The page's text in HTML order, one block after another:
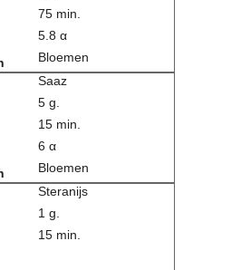
75 min.
5.8 α
Bloemen
Saaz
5 g.
15 min.
6 α
Bloemen
Steranijs
1 g.
15 min.